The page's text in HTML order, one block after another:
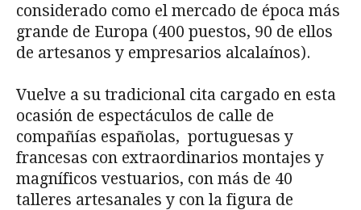
considerado como el mercado de época más
grande de Europa (400 puestos, 90 de ellos
de artesanos y empresarios alcalaínos).
Vuelve a su tradicional cita cargado en esta
ocasión de espectáculos de calle de
compañías españolas, portuguesas y
francesas con extraordinarios montajes y
magníficos vestuarios, con más de 40
talleres artesanales y con la figura de